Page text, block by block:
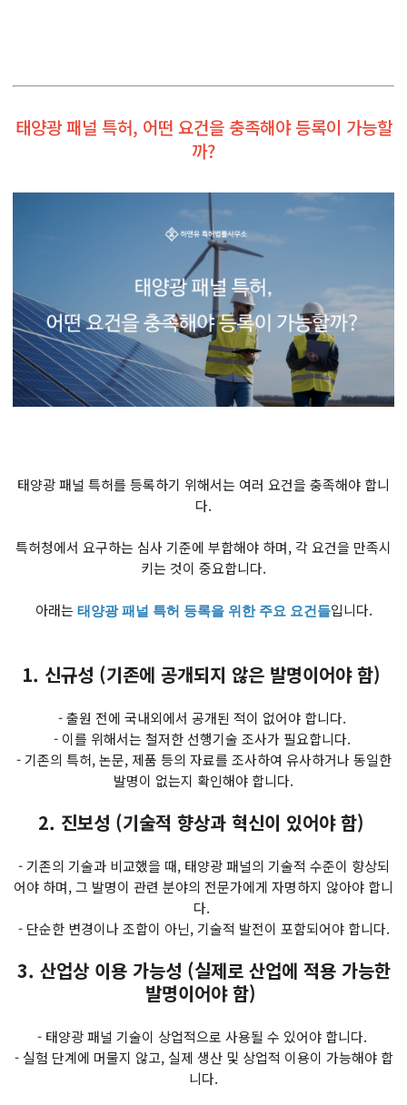
태양광 패널 특허, 어떤 요건을 충족해야 등록이 가능할
까?
태양광 패널 특허를 등록하기 위해서는 여러 요건을 충족해야 합니
다.
특허청에서 요구하는 심사 기준에 부합해야 하며, 각 요건을 만족시
키는 것이 중요합니다.
아래는 태양광 패널 특허 등록을 위한 주요 요건들입니다.
1. 신규성 (기존에 공개되지 않은 발명이어야 함)
- 출원 전에 국내외에서 공개된 적이 없어야 합니다.
- 이를 위해서는 철저한 선행기술 조사가 필요합니다.
- 기존의 특허, 논문, 제품 등의 자료를 조사하여 유사하거나 동일한
발명이 없는지 확인해야 합니다.
2. 진보성 (기술적 향상과 혁신이 있어야 함)
- 기존의 기술과 비교했을 때, 태양광 패널의 기술적 수준이 향상되
어야 하며, 그 발명이 관련 분야의 전문가에게 자명하지 않아야 합니
다.
- 단순한 변경이나 조합이 아닌, 기술적 발전이 포함되어야 합니다.
3. 산업상 이용 가능성 (실제로 산업에 적용 가능한
발명이어야 함)
- 태양광 패널 기술이 상업적으로 사용될 수 있어야 합니다.
- 실험 단계에 머물지 않고, 실제 생산 및 상업적 이용이 가능해야 합
니다.